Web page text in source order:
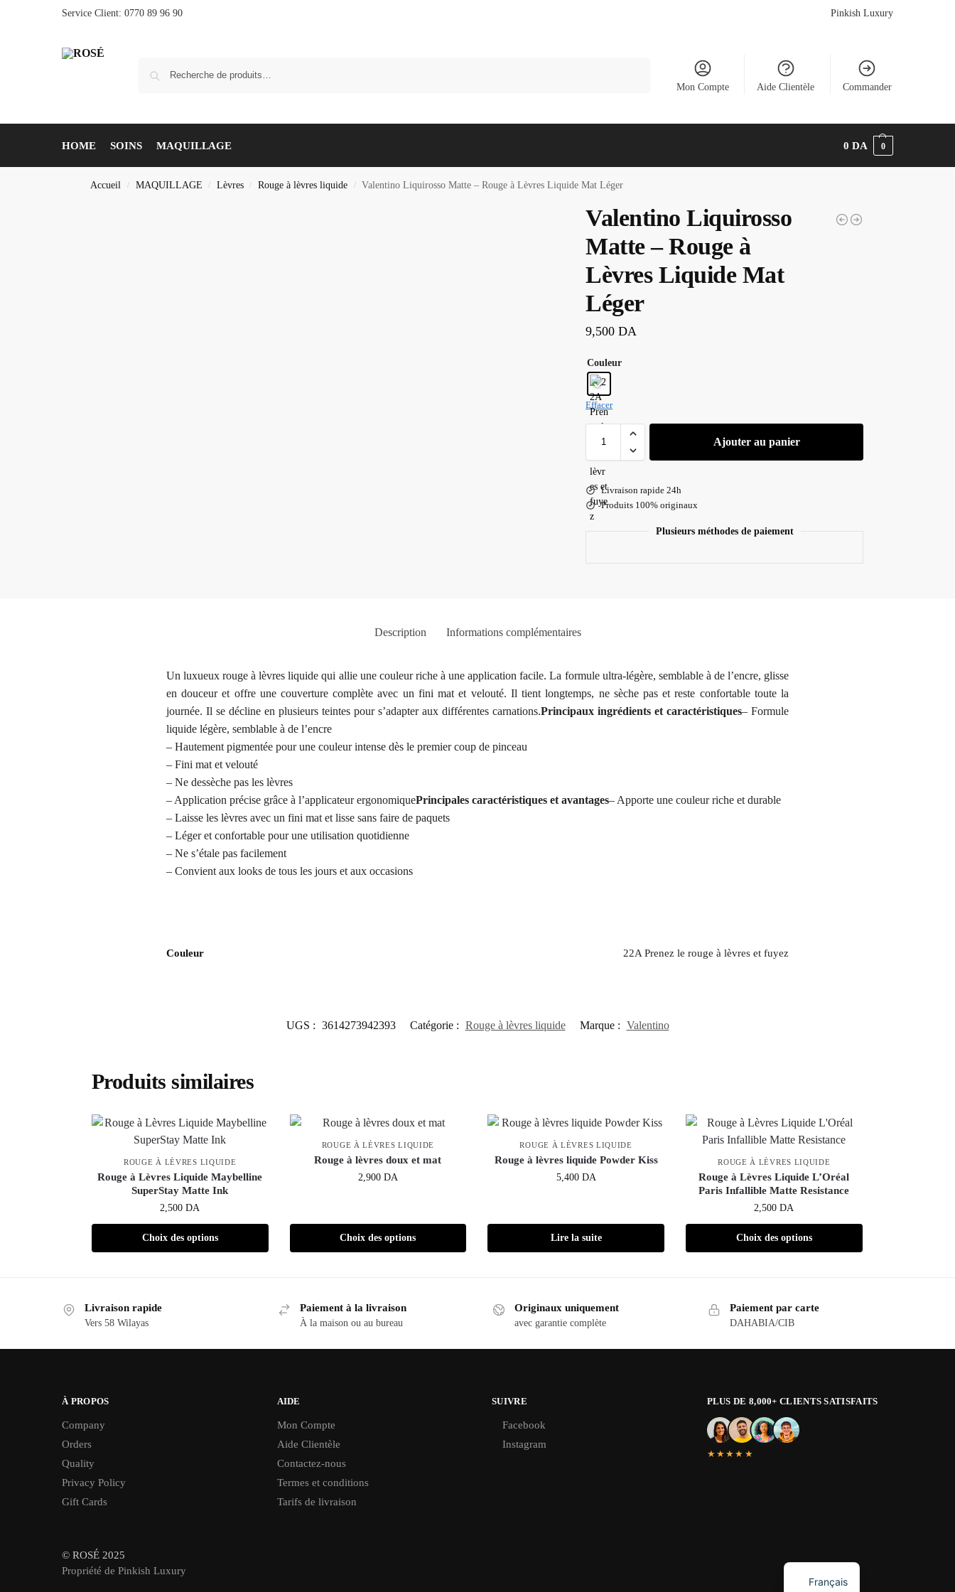
Service Client: 0770 89 96 90 Pinkish Luxury
Mon Compte Aide Clientèle Commander
HOME SOINS MAQUILLAGE 0DA 0
Accueil / MAQUILLAGE / Lèvres / Rouge à lèvres liquide / Valentino Liquirosso Matte – Rouge à Lèvres Liquide Mat Léger
Valentino Liquirosso
Matte – Rouge à
Lèvres Liquide Mat
Léger
9,500DA
Couleur
Effacer
Ajouter au panier
Livraison rapide 24h
Produits 100% originaux
Plusieurs méthodes de paiement
Description Informations complémentaires
Un luxueux rouge à lèvres liquide qui allie une couleur riche à une application facile. La formule ultra-légère, semblable à de l’encre, glisse
en douceur et offre une couverture complète avec un fini mat et velouté. Il tient longtemps, ne sèche pas et reste confortable toute la
journée. Il se décline en plusieurs teintes pour s’adapter aux différentes carnations.Principaux ingrédients et caractéristiques– Formule
liquide légère, semblable à de l’encre
– Hautement pigmentée pour une couleur intense dès le premier coup de pinceau
– Fini mat et velouté
– Ne dessèche pas les lèvres
– Application précise grâce à l’applicateur ergonomiquePrincipales caractéristiques et avantages– Apporte une couleur riche et durable
– Laisse les lèvres avec un fini mat et lisse sans faire de paquets
– Léger et confortable pour une utilisation quotidienne
– Ne s’étale pas facilement
– Convient aux looks de tous les jours et aux occasions
Couleur 22A Prenez le rouge à lèvres et fuyez
UGS : 3614273942393 Catégorie : Rouge à lèvres liquide Marque : Valentino
Produits similaires
ROUGE À LÈVRES LIQUIDE
Rouge à Lèvres Liquide Maybelline
SuperStay Matte Ink
2,500DA
Choix des options
ROUGE À LÈVRES LIQUIDE
Rouge à lèvres doux et mat
2,900 DA
Choix des options
ROUGE À LÈVRES LIQUIDE
Rouge à lèvres liquide Powder Kiss
5,400 DA
Lire la suite
ROUGE À LÈVRES LIQUIDE
Rouge à Lèvres Liquide L’Oréal
Paris Infallible Matte Resistance
2,500DA
Choix des options
Livraison rapide
Vers 58 Wilayas
Paiement à la livraison
À la maison ou au bureau
Originaux uniquement
avec garantie complète
Paiement par carte
DAHABIA/CIB
À PROPOS
Company
Orders
Quality
Privacy Policy
Gift Cards
AIDE
Mon Compte
Aide Clientèle
Contactez-nous
Termes et conditions
Tarifs de livraison
SUIVRE
Facebook
Instagram
PLUS DE 8,000+ CLIENTS SATISFAITS
★★★★★
© ROSÉ 2025
Propriété de Pinkish Luxury
Français